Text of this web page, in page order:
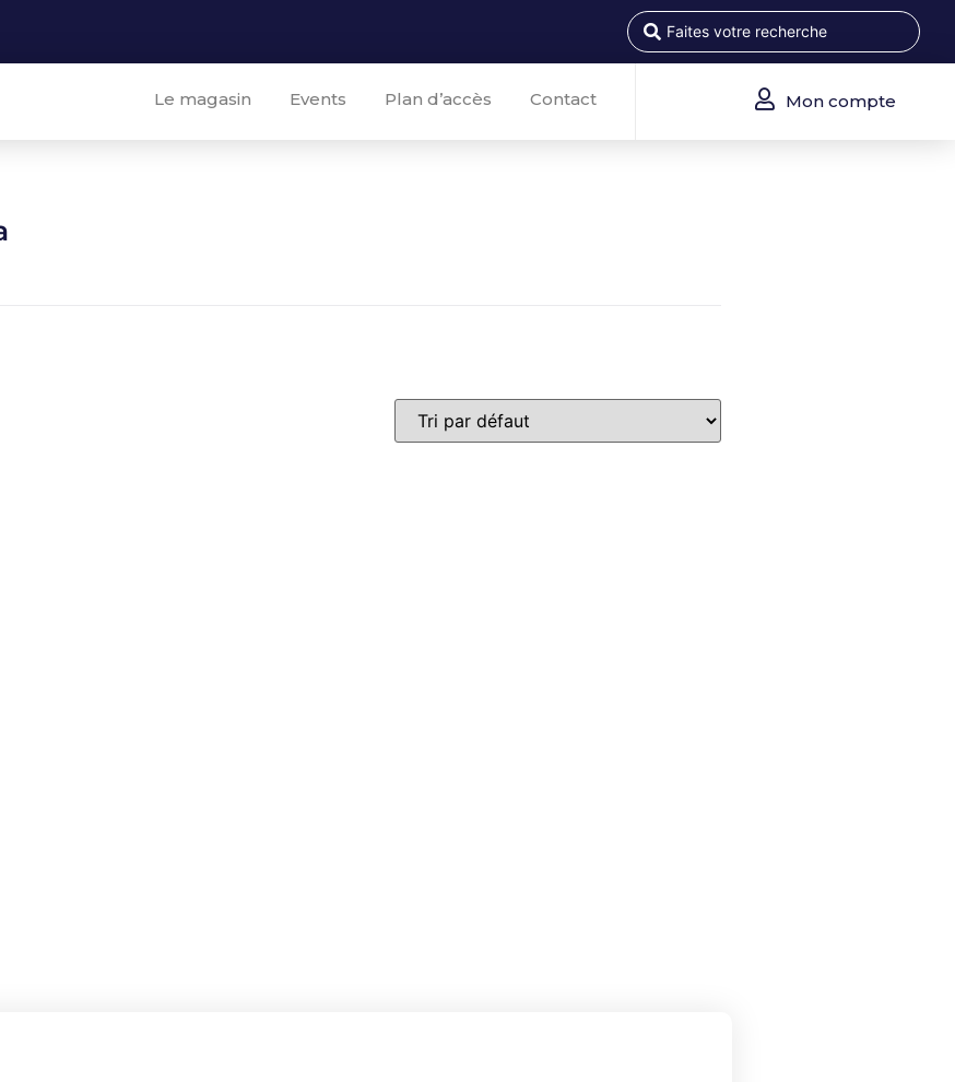
Le magasin Events Plan d’accès Contact Mon compte